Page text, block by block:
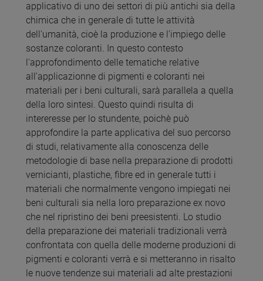
applicativo di uno dei settori di più antichi sia della
chimica che in generale di tutte le attività
dell'umanità, cioè la produzione e l'impiego delle
sostanze coloranti. In questo contesto
l'approfondimento delle tematiche relative
all'applicazionne di pigmenti e coloranti nei
materiali per i beni culturali, sarà parallela a quella
della loro sintesi. Questo quindi risulta di
intereresse per lo stundente, poichè può
approfondire la parte applicativa del suo percorso
di studi, relativamente alla conoscenza delle
metodologie di base nella preparazione di prodotti
vernicianti, plastiche, fibre ed in generale tutti i
materiali che normalmente vengono impiegati nei
beni culturali sia nella loro preparazione ex novo
che nel ripristino dei beni preesistenti. Lo studio
della preparazione dei materiali tradizionali verrà
confrontata con quella delle moderne produzioni di
pigmenti e coloranti verrà e si metteranno in risalto
le nuove tendenze sui materiali ad alte prestazioni